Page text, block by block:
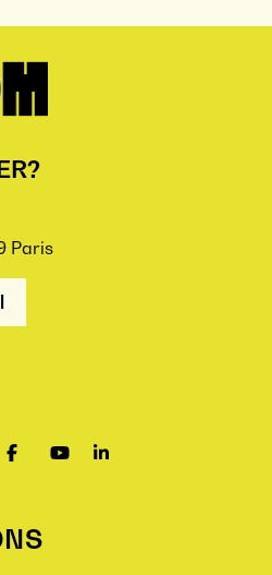
Paris